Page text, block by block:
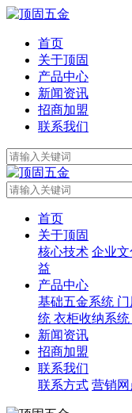
首页
关于顶固
产品中心
新闻资讯
招商加盟
联系我们
首页
关于顶固
核心技术 企业文
益
产品中心
基础五金系统
统 衣柜收纳系统
新闻资讯
招商加盟
联系我们
联系方式 营销网